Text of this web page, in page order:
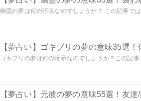
幽霊の夢は何の暗示なのでしょうか？ この記事では
【夢占い】ゴキブリの夢の意味35選
ゴキブリの夢は何の暗示なのでしょうか？この記事
【夢占い】元彼の夢の意味55選！友